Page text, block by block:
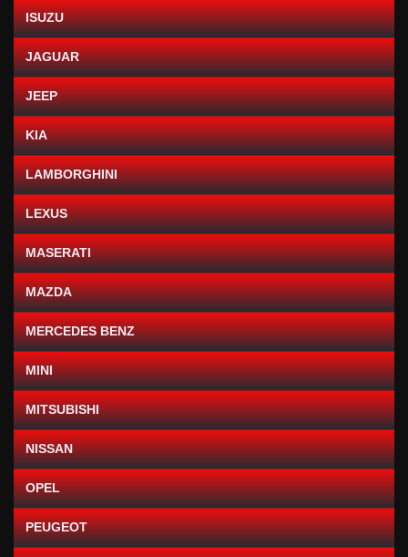
ISUZU
JAGUAR
JEEP
KIA
LAMBORGHINI
LEXUS
MASERATI
MAZDA
MERCEDES BENZ
MINI
MITSUBISHI
NISSAN
OPEL
PEUGEOT